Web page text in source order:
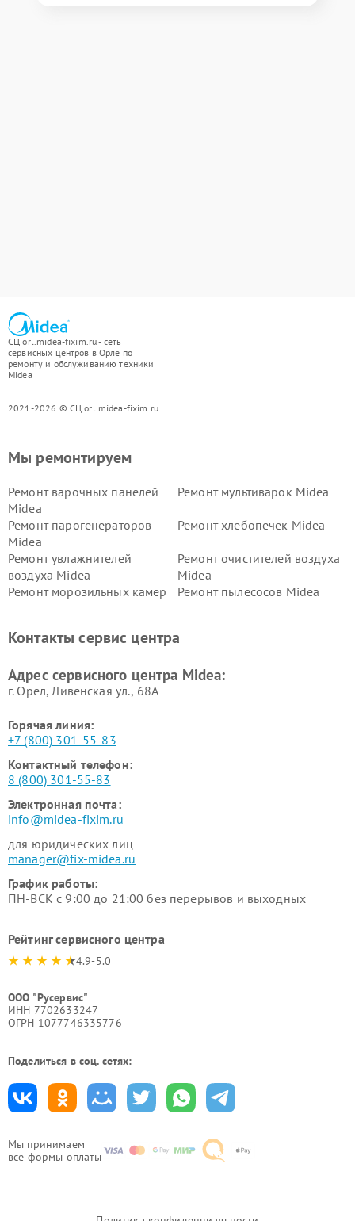
СЦ orl.midea-fixim.ru - сеть
сервисных центров в Орле по
ремонту и обслуживанию техники
Midea
2021-2026 © СЦ orl.midea-fixim.ru
Мы принимаем
все формы оплаты
Мы ремонтируем
Ремонт варочных панелей
Midea
Ремонт мультиварок Midea
Ремонт парогенераторов
Midea
Ремонт хлебопечек Midea
Ремонт увлажнителей
воздуха Midea
Ремонт очистителей воздуха
Midea
Ремонт морозильных камер
Ремонт пылесосов Midea
пылесосов Midea
Midea
Контакты сервис центра
Адрес сервисного центра Midea:
г. Орёл, Ливенская ул., 68А
Горячая линия:
+7 (800) 301-55-83
Контактный телефон:
8 (800) 301-55-83
Электронная почта:
info@midea-fixim.ru
для юридических лиц
manager@fix-midea.ru
График работы:
ПН-ВСК с 9:00 до 21:00 без перерывов и выходных
Рейтинг сервисного центра
4.9-5.0
ООО "Русервис"
ИНН 7702633247
ОГРН 1077746335776
Поделиться в соц. сетях: